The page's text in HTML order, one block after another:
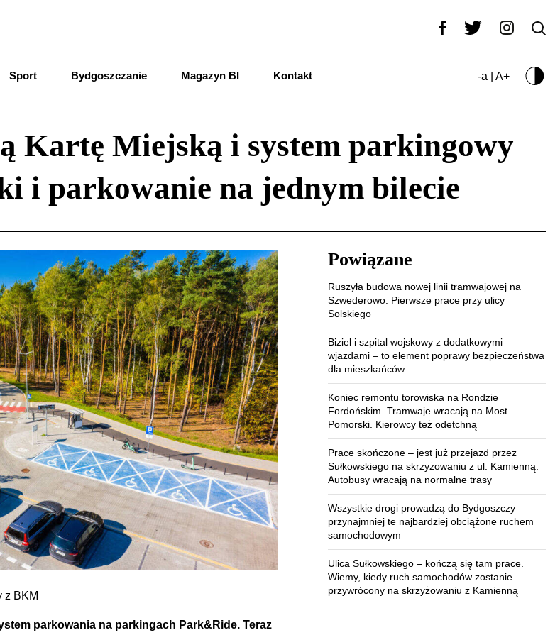
Sport Bydgoszczanie Magazyn BI Kontakt -a | A+
Kartę Miejską i system parkingowy
i parkowanie na jednym bilecie
z BKM
parkowania na parkingach Park&Ride. Teraz
Powiązane
Ruszyła budowa nowej linii tramwajowej na
Szwederowo. Pierwsze prace przy ulicy
Solskiego
Biziel i szpital wojskowy z dodatkowymi
wjazdami – to element poprawy bezpieczeństwa
dla mieszkańców
Koniec remontu torowiska na Rondzie
Fordońskim. Tramwaje wracają na Most
Pomorski. Kierowcy też odetchną
Prace skończone – jest już przejazd przez
Sułkowskiego na skrzyżowaniu z ul. Kamienną.
Autobusy wracają na normalne trasy
Wszystkie drogi prowadzą do Bydgoszczy –
przynajmniej te najbardziej obciążone ruchem
samochodowym
Ulica Sułkowskiego – kończą się tam prace.
Wiemy, kiedy ruch samochodów zostanie
przywrócony na skrzyżowaniu z Kamienną